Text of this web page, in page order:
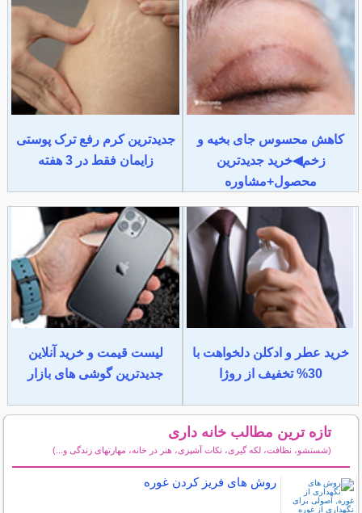
کاهش محسوس جای بخیه و
زخم◀خرید جدیدترین
محصول+مشاوره
جدیدترین کرم رفع ترک پوستی
زایمان فقط در 3 هفته
خرید عطر و ادکلن دلخواهت با
30% تخفیف از روژا
لیست قیمت و خرید آنلاین
جدیدترین گوشی های بازار
تازه ترین مطالب خانه داری
(شستشو، نظافت، لکه گیری، نکات آشپزی، هنر در خانه، مهارتهای زندگی و...)
روش های فریز کردن غوره